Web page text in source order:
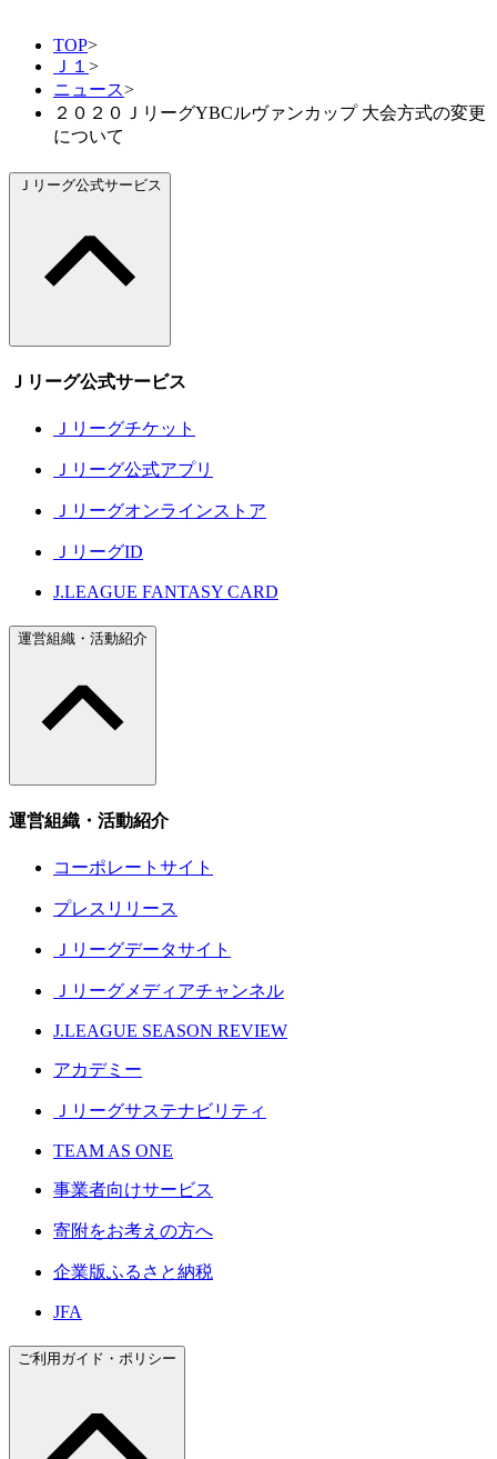
TOP>
Ｊ１ >
ニュース>
２０２０ＪリーグYBCルヴァンカップ 大会方式の変更
について
Ｊリーグ公式サービス
Ｊリーグ公式サービス
Ｊリーグチケット
Ｊリーグ公式アプリ
Ｊリーグオンラインストア
ＪリーグID
J.LEAGUE FANTASY CARD
運営組織・活動紹介
運営組織・活動紹介
コーポレートサイト
プレスリリース
Ｊリーグデータサイト
Ｊリーグメディアチャンネル
J.LEAGUE SEASON REVIEW
アカデミー
Ｊリーグサステナビリティ
TEAM AS ONE
事業者向けサービス
寄附をお考えの方へ
企業版ふるさと納税
JFA
ご利用ガイド・ポリシー